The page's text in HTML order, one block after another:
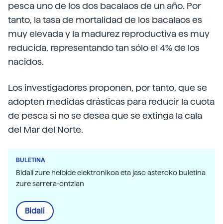
pesca uno de los dos bacalaos de un año. Por
tanto, la tasa de mortalidad de los bacalaos es
muy elevada y la madurez reproductiva es muy
reducida, representando tan sólo el 4% de los
nacidos.
Los investigadores proponen, por tanto, que se
adopten medidas drásticas para reducir la cuota
de pesca si no se desea que se extinga la cala
del Mar del Norte.
BULETINA
Bidali zure helbide elektronikoa eta jaso asteroko buletina
zure sarrera-ontzian
Bidali